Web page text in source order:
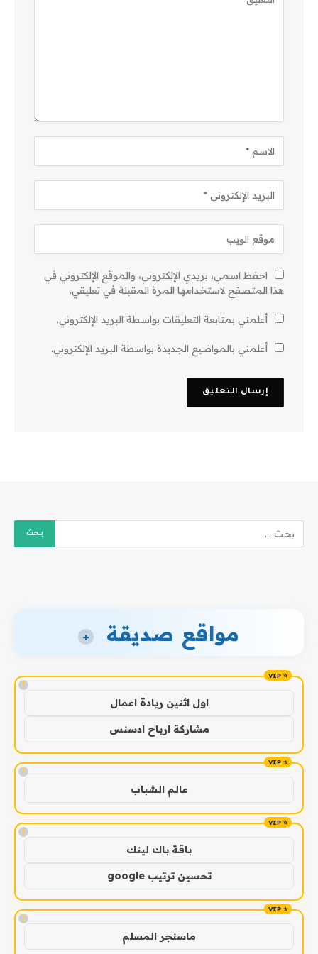
احفظ اسمي، بريدي الإلكتروني، والموقع الإلكتروني في
هذا المتصفح لاستخدامها المرة المقبلة في تعليقي.
أعلمني بمتابعة التعليقات بواسطة البريد الإلكتروني.
أعلمني بالمواضيع الجديدة بواسطة البريد الإلكتروني.
مواقع صديقة +
!
اول اثنين ريادة اعمال
مشاركة ارباح ادسنس
!
عالم الشباب
!
باقة باك لينك
تحسين ترتيب google
!
ماسنجر المسلم